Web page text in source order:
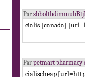
Par
cialis [canada]
Par petmart pharmacy
cialischeap